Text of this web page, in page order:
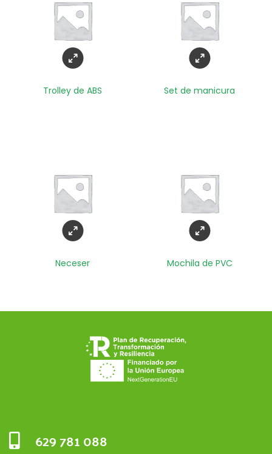
Trolley de ABS Set de manicura
Neceser Mochila de PVC
629 781 088